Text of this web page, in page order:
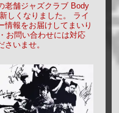
老舗ジャズクラブ Body
しくなりました。
ライ
情報をお届けしてまいり
お問い合わせには対応
いませ。